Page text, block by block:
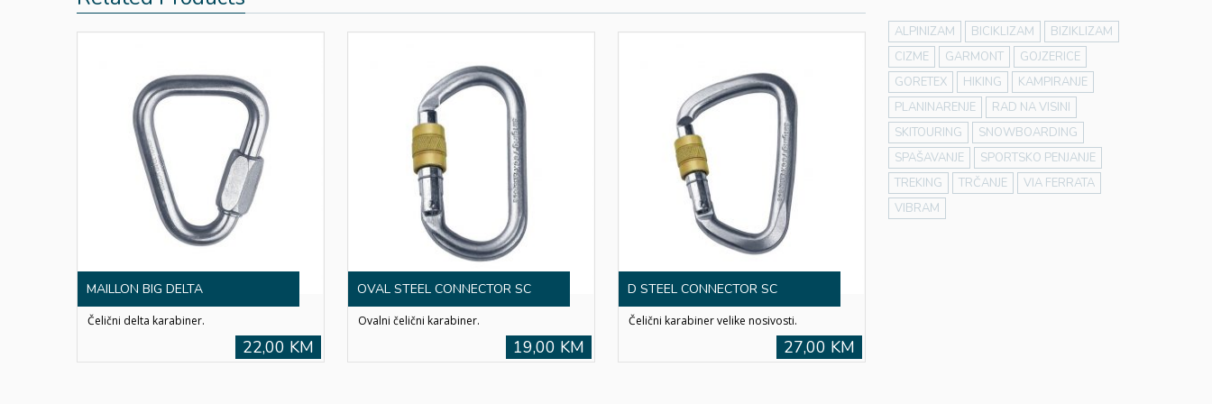
MAILLON BIG DELTA
Čelični delta karabiner.
22,00 KM
OVAL STEEL CONNECTOR SC
Ovalni čelični karabiner.
19,00 KM
D STEEL CONNECTOR SC
Čelični karabiner velike nosivosti.
27,00 KM
ALPINIZAM BICIKLIZAM
BIZIKLIZAM
CIZME
GARMONT
GOJZERICE
GORETEX
HIKING
KAMPIRANJE
PLANINARENJE
RAD NA VISINI
SKITOURING
SNOWBOARDING
SPAŠAVANJE
SPORTSKO PENJANJE
TREKING
TRČANJE
VIA FERRATA
VIBRAM